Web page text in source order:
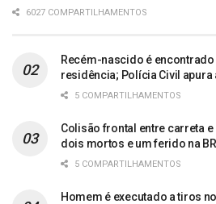
6027 COMPARTILHAMENTOS
Recém-nascido é
residência; Polícia Civil
5 COMPARTILHAMENTOS
Colisão frontal entre carreta
dois mortos e um ferido na
5 COMPARTILHAMENTOS
Homem é executado a tiros